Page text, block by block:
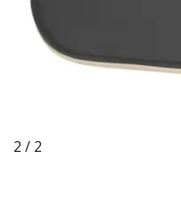
2 / 2